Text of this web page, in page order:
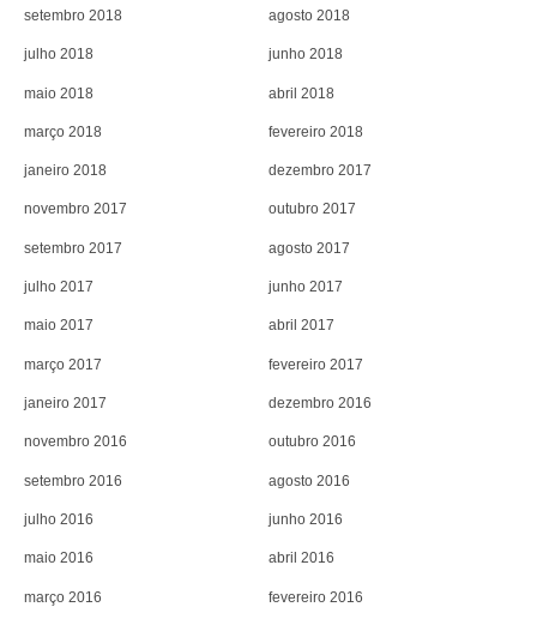
setembro 2018 agosto 2018
julho 2018 junho 2018
maio 2018 abril 2018
março 2018 fevereiro 2018
janeiro 2018 dezembro 2017
novembro 2017 outubro 2017
setembro 2017 agosto 2017
julho 2017 junho 2017
maio 2017 abril 2017
março 2017 fevereiro 2017
janeiro 2017 dezembro 2016
novembro 2016 outubro 2016
setembro 2016 agosto 2016
julho 2016 junho 2016
maio 2016 abril 2016
março 2016 fevereiro 2016